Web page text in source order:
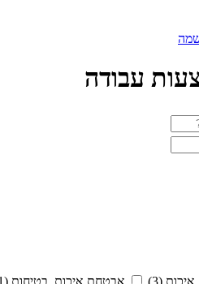
עבודה
(3) אבטחת איכות, בטיחות (1)